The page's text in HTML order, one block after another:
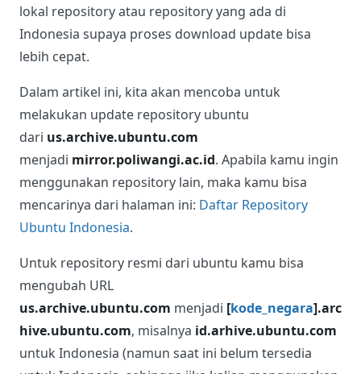
lokal repository atau repository yang ada di
Indonesia supaya proses download update bisa
lebih cepat.
Dalam artikel ini, kita akan mencoba untuk
melakukan update repository ubuntu
dari us.archive.ubuntu.com
menjadi mirror.poliwangi.ac.id. Apabila kamu ingin
menggunakan repository lain, maka kamu bisa
mencarinya dari halaman ini: Daftar Repository
Ubuntu Indonesia.
Untuk repository resmi dari ubuntu kamu bisa
mengubah URL
us.archive.ubuntu.com menjadi [kode_negara].arc
hive.ubuntu.com, misalnya id.arhive.ubuntu.com
untuk Indonesia (namun saat ini belum tersedia